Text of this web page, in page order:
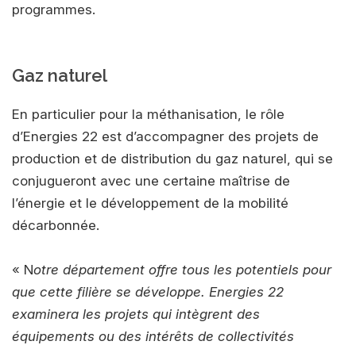
programmes.
Gaz naturel
En particulier pour la méthanisation, le rôle
d’Energies 22 est d’accompagner des projets de
production et de distribution du gaz naturel, qui se
conjugueront avec une certaine maîtrise de
l’énergie et le développement de la mobilité
décarbonnée.
« Notre département offre tous les potentiels pour
que cette filière se développe. Energies 22
examinera les projets qui intègrent des
équipements ou des intérêts de collectivités